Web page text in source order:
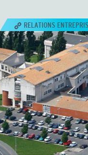
RELATIONS